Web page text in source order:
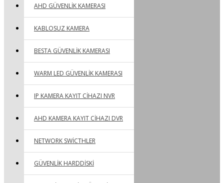
AHD GÜVENLIK KAMERASI
KABLOSUZ KAMERA
BESTA GÜVENLIK KAMERASI
WARM LED GÜVENLIK KAMERASI
IP KAMERA KAYIT CIHAZI NVR
AHD KAMERA KAYIT CIHAZI DVR
NETWORK SWICTHLER
GÜVENLIK HARDDISKI